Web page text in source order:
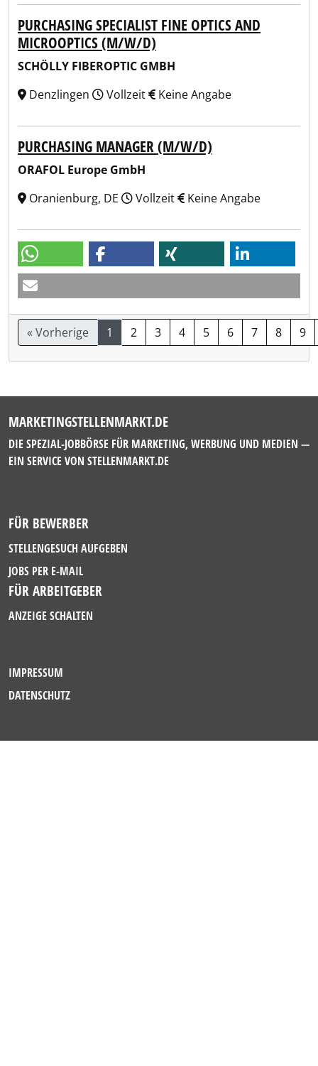
PURCHASING SPECIALIST FINE OPTICS AND
MICROOPTICS (M/W/D)
SCHÖLLY FIBEROPTIC GMBH
Denzlingen
Vollzeit Keine Angabe
PURCHASING MANAGER (M/W/D)
ORAFOL Europe GmbH
Oranienburg, DE
Vollzeit Keine Angabe
« Vorherige 1 2 3 4 5 6 7 8 9
MARKETINGSTELLENMARKT.DE
DIE SPEZIAL-JOBBÖRSE FÜR MARKETING, WERBUNG UND MEDIEN —
EIN SERVICE VON STELLENMARKT.DE
FÜR BEWERBER
STELLENGESUCH AUFGEBEN
JOBS PER E-MAIL
FÜR ARBEITGEBER
ANZEIGE SCHALTEN
IMPRESSUM
DATENSCHUTZ